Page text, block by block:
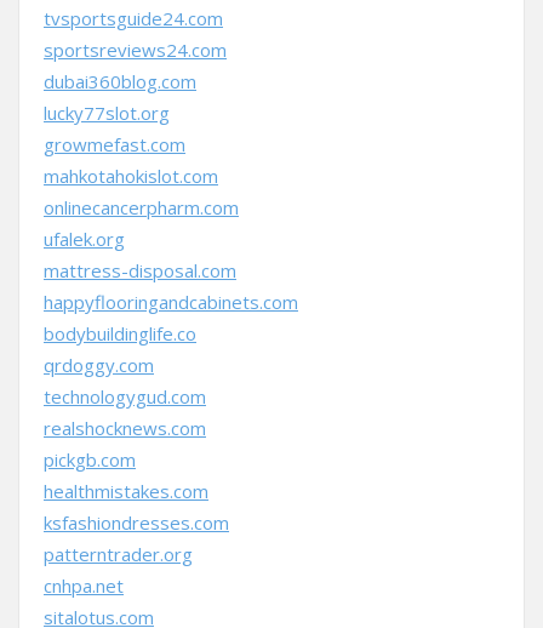
tvsportsguide24.com
sportsreviews24.com
dubai360blog.com
lucky77slot.org
growmefast.com
mahkotahokislot.com
onlinecancerpharm.com
ufalek.org
mattress-disposal.com
happyflooringandcabinets.com
bodybuildinglife.co
qrdoggy.com
technologygud.com
realshocknews.com
pickgb.com
healthmistakes.com
ksfashiondresses.com
patterntrader.org
cnhpa.net
sitalotus.com